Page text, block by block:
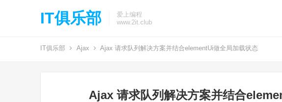
IT俱乐部
爱上编程
www.2it.club
IT俱乐部 Ajax Ajax 请求队列解决方案并结合elementUi做全局加载状态
Ajax 请求队列解决方案并结合